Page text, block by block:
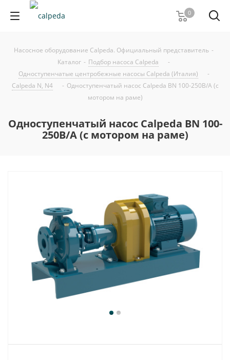
0
Насосное оборудование Calpeda. Официальный представитель -
Каталог - Подбор насоса Calpeda
-
Одноступенчатые центробежные насосы Calpeda (Италия)
-
Calpeda N, N4
- Одноступенчатый насос Calpeda BN 100-250B/A (с
мотором на раме)
Одноступенчатый насос Calpeda BN 100-
250B/A (с мотором на раме)